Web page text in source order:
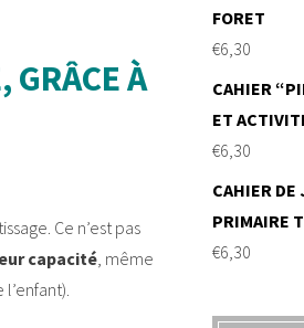
GRÂCE À
Ce n’est pas
capacité, même
FORET
€6,30
CAHIER
ET
€6,30
CAHIER
PRIMAIRE
€6,30